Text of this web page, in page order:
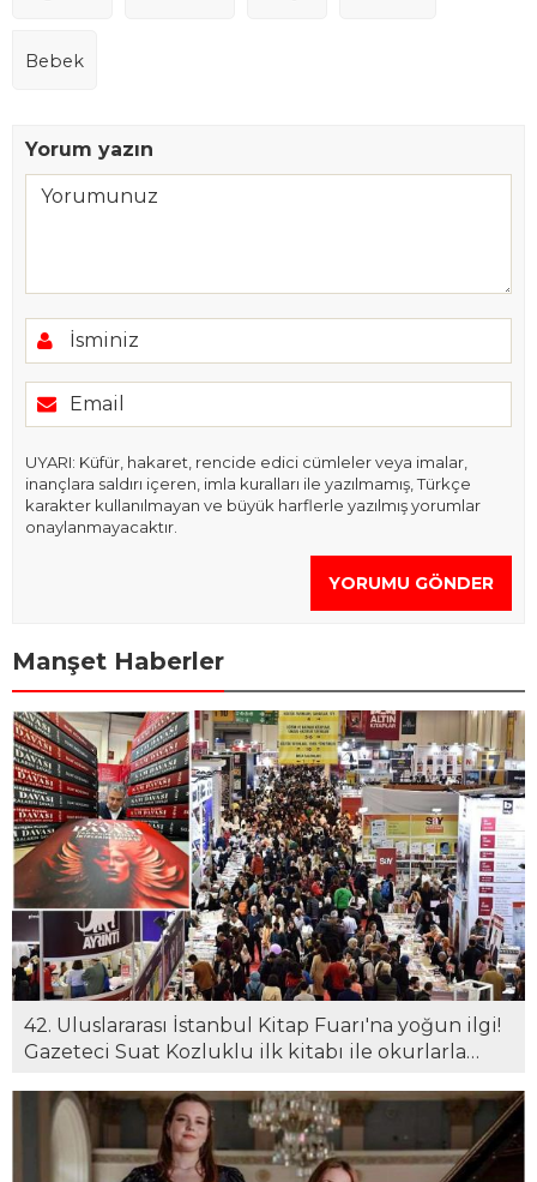
Bebek
Yorum yazın
UYARI: Küfür, hakaret, rencide edici cümleler veya imalar,
inançlara saldırı içeren, imla kuralları ile yazılmamış, Türkçe
karakter kullanılmayan ve büyük harflerle yazılmış yorumlar
onaylanmayacaktır.
YORUMU GÖNDER
Manşet Haberler
42. Uluslararası İstanbul Kitap Fuarı'na yoğun ilgi!
Gazeteci Suat Kozluklu ilk kitabı ile okurlarla